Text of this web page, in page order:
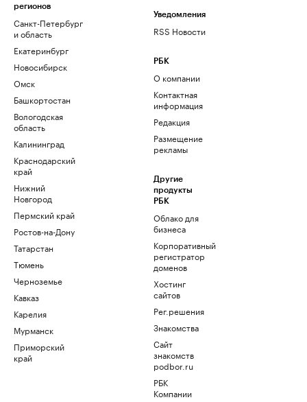
регионов
Санкт-Петербург
и область
Екатеринбург
Новосибирск
Омск
Башкортостан
Вологодская
область
Калининград
Краснодарский
край
Нижний
Новгород
Пермский край
Ростов-на-Дону
Татарстан
Тюмень
Черноземье
Кавказ
Карелия
Мурманск
Приморский
край
Уведомления
RSS Новости
РБК
О компании
Контактная
информация
Редакция
Размещение
рекламы
Другие
продукты
РБК
Облако для
бизнеса
Корпоративный
регистратор
доменов
Хостинг
сайтов
Рег.решения
Знакомства
Сайт
знакомств
podbor.ru
РБК
Компании